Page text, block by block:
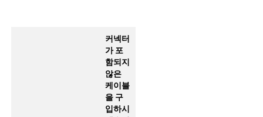
커넥터
가 포
함되지
않은
케이블
을 구
입하시